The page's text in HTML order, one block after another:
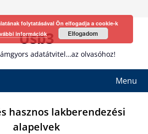
Usb3
adatátvitel…az olvasóhoz!
Menu
hasznos lakberendezési
alapelvek
folytatásával Ön elfogadja a cookie-k
információk Elfogadom